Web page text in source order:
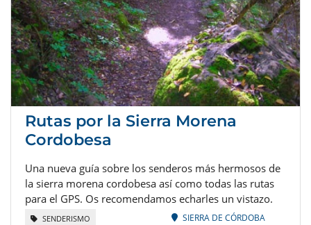
Rutas por la Sierra Morena
Cordobesa
Una nueva guía sobre los senderos más hermosos de
la sierra morena cordobesa así como todas las rutas
para el GPS. Os recomendamos echarles un vistazo.
SENDERISMO SIERRA DE CÓRDOBA